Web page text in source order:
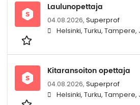
Laulunopettaja
04.08.2026, Superprof
Helsinki, Turku, Tampere,
Kitaransoiton opettaja
04.08.2026, Superprof
Helsinki, Turku, Tampere,